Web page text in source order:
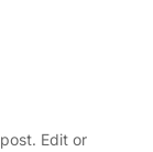
Edit or